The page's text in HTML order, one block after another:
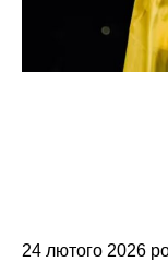
24 лютого 2026